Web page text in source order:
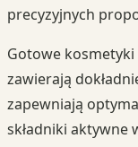
precyzyjnych
Gotowe kosmetyki
zawierają
zapewniają
składniki aktywne